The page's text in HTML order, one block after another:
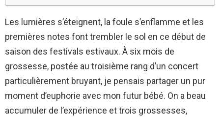
Les lumières s’éteignent, la foule s’enflamme et les
premières notes font trembler le sol en ce début de
saison des festivals estivaux. À six mois de
grossesse, postée au troisième rang d’un concert
particulièrement bruyant, je pensais partager un pur
moment d’euphorie avec mon futur bébé. On a beau
accumuler de l’expérience et trois grossesses,